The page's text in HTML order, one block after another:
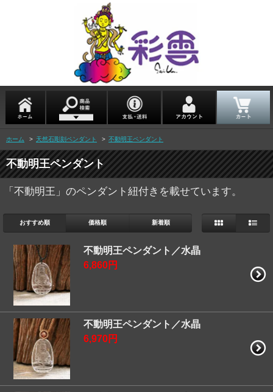
ホーム > 天然石彫刻ペンダント > 不動明王ペンダント
不動明王ペンダント
「不動明王」のペンダント紐付きを載せています。
おすすめ順 価格順 新着順
不動明王ペンダント／水晶
6,860円
不動明王ペンダント／水晶
6,970円